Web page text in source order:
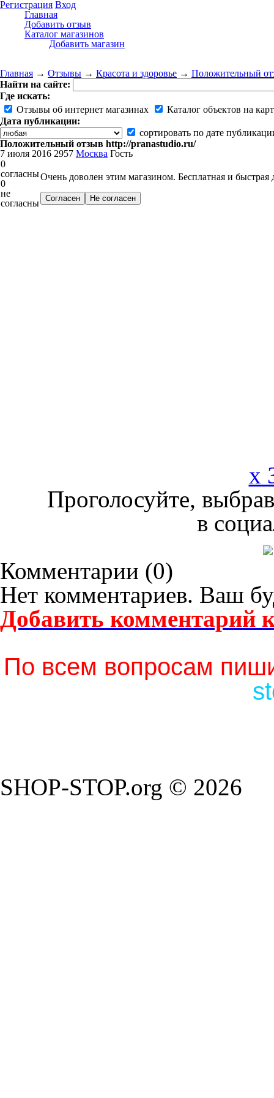
Регистрация Вход
Главная
Добавить отзыв
Каталог магазинов
Добавить магазин
Главная → Отзывы → Красота и здоровье → Положительный
Найти на сайте:
Где искать:
Отзывы об интернет магазинах
Каталог объектов на
Дата публикации:
сортировать по дате
Положительный отзыв http://pranastudio.ru/
7 июля 2016 2957 Москва Гость
0
согласны
0
не
согласны
Очень доволен этим магазином. Бесплатная и
x
Проголосуйте,
в
Комментарии (0)
Нет комментариев. Ваш
Добавить комментарий
По всем вопросам
SHOP-STOP.org © 2026